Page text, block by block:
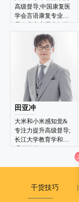
高级督导;中国康复医
学会言语康复专业委
组委员;香港中文大学
儿童语言评估与治疗
培训认证
田亚冲
大米和小米感知觉&
专注力提升高级督导;
长江大学教育学和管
斯感觉统合）1-5阶段
干货技巧